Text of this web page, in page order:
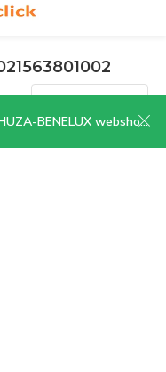
webshop | CLICK HERE NOW!